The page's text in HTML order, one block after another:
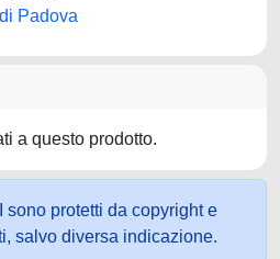
Padova
a questo prodotto.
sono protetti da copyright e
salvo diversa indicazione.